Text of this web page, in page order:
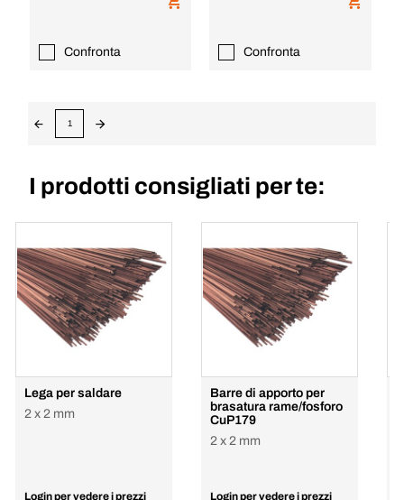
Confronta Confronta
1
I prodotti consigliati per te:
Lega per saldare
2 x 2 mm
Login per vedere i prezzi
Barre di apporto per
brasatura rame/fosforo
CuP179
2 x 2 mm
Login per vedere i prezzi